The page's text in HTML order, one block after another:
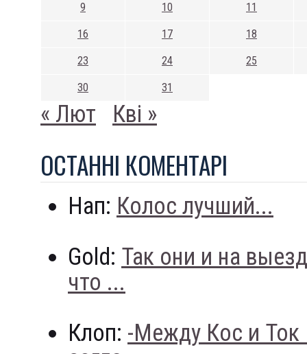
9 10 11
16 17 18
23 24 25
30 31
« Лют Кві »
ОСТАННI КОМЕНТАРI
Нап: Колос лучший...
Gold: Так они и на
что ...
Клоп: -Между Кос и